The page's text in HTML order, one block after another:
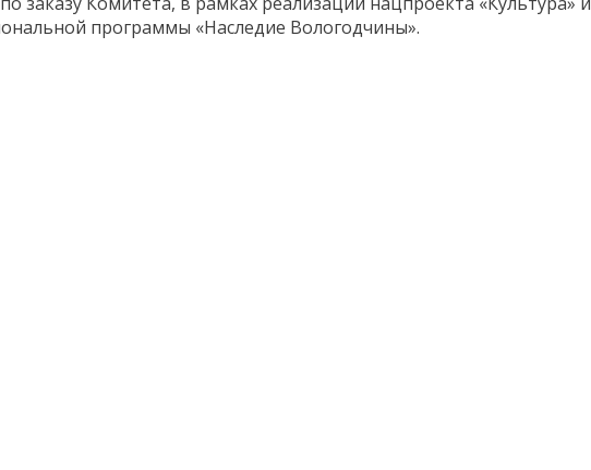
программы «Наследие Вологодчины».